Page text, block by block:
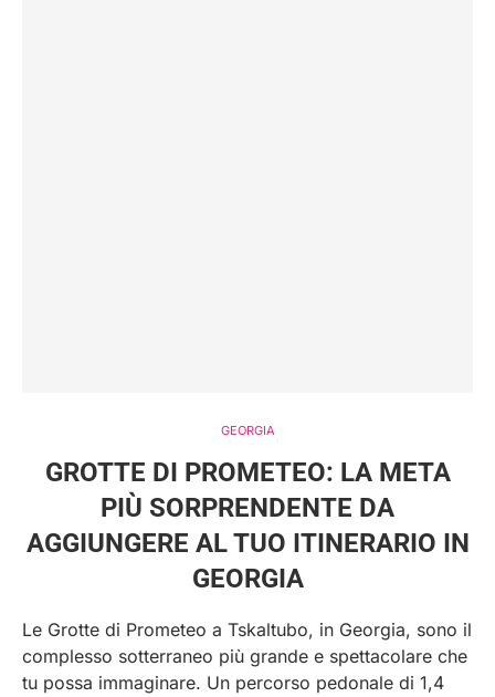
GEORGIA
GROTTE DI PROMETEO: LA META
PIÙ SORPRENDENTE DA
AGGIUNGERE AL TUO ITINERARIO IN
GEORGIA
Le Grotte di Prometeo a Tskaltubo, in Georgia, sono il
complesso sotterraneo più grande e spettacolare che
tu possa immaginare. Un percorso pedonale di 1,4